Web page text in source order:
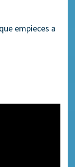
empieces a